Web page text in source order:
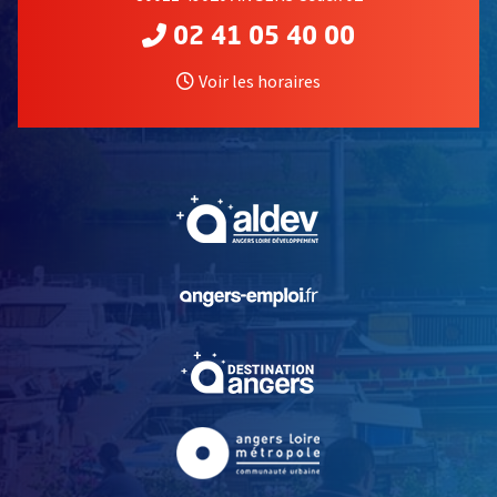
02 41 05 40 00
Voir les horaires
, Ouvre une nouvelle
, Ouvre une nouvelle